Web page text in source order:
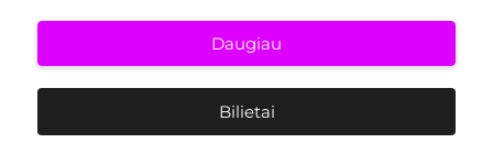
Daugiau
Bilietai